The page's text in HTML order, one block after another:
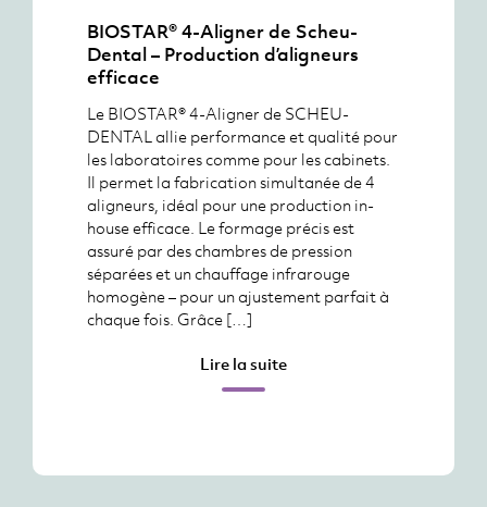
BIOSTAR® 4-Aligner de Scheu-
Dental – Production d’aligneurs
efficace
Le BIOSTAR® 4-Aligner de SCHEU-
DENTAL allie performance et qualité pour
les laboratoires comme pour les cabinets.
Il permet la fabrication simultanée de 4
aligneurs, idéal pour une production in-
house efficace. Le formage précis est
assuré par des chambres de pression
séparées et un chauffage infrarouge
homogène – pour un ajustement parfait à
chaque fois. Grâce […]
Lire la suite